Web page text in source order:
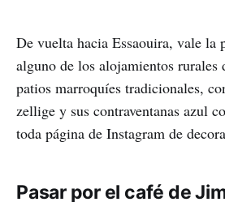
De vuelta hacia Essaouira, vale la
alguno de los alojamientos
patios marroquíes tradicionales,
zellige y sus contraventanas azul
toda página de Instagram de
Pasar por el café de